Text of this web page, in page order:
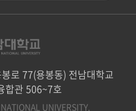
로 77(용봉동) 전남대학교
합관 506~7호
UNIVERSITY.